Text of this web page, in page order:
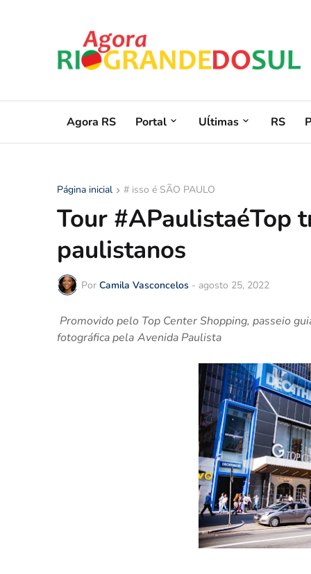
Agora RS Portal Uĺtimas RS
Página inicial # isso é SÃO PAULO
Tour #APaulistaéTop
paulistanos
Por Camila Vasconcelos - agosto 25, 2022
Promovido pelo Top Center Shopping, passeio
fotográfica pela Avenida Paulista